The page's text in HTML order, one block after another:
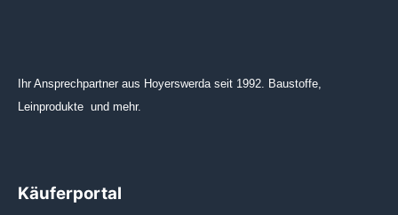
Ihr Ansprechpartner aus Hoyerswerda seit 1992. Baustoffe,
Leinprodukte und mehr.
Käuferportal